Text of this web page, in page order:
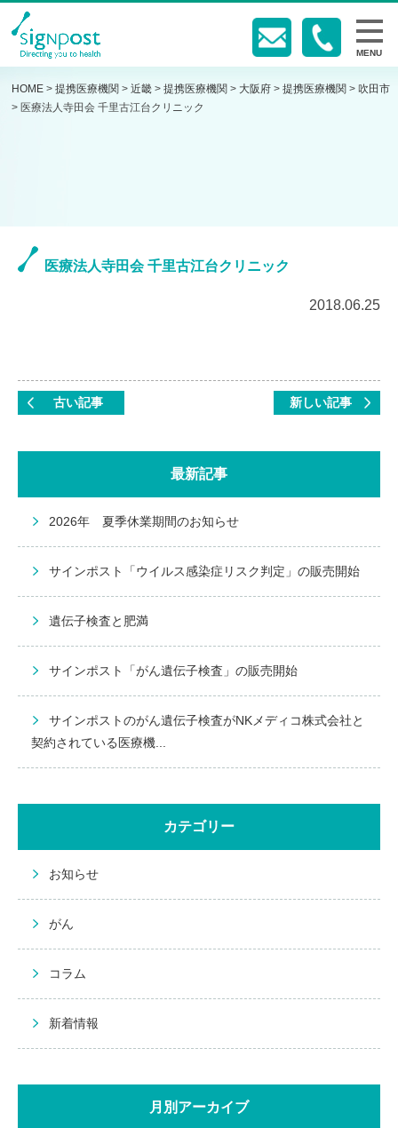
MENU
HOME >提携医療機関 >近畿 >提携医療機関 > 大阪府 >提携医療機関 > 吹田市
> 医療法人寺田会 千里古江台クリニック
医療法人寺田会 千里古江台クリニック
2018.06.25
古い記事 新しい記事
最新記事
2026年 夏季休業期間のお知らせ
サインポスト「ウイルス感染症リスク判定」の販売開始
遺伝子検査と肥満
サインポスト「がん遺伝子検査」の販売開始
サインポストのがん遺伝子検査がNKメディコ株式会社と
契約されている医療機...
カテゴリー
お知らせ
がん
コラム
新着情報
月別アーカイブ